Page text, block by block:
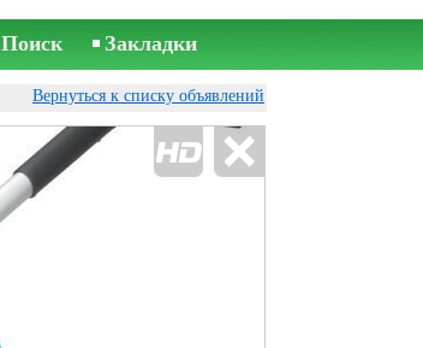
Поиск Закладки
Вернуться к списку объявлений